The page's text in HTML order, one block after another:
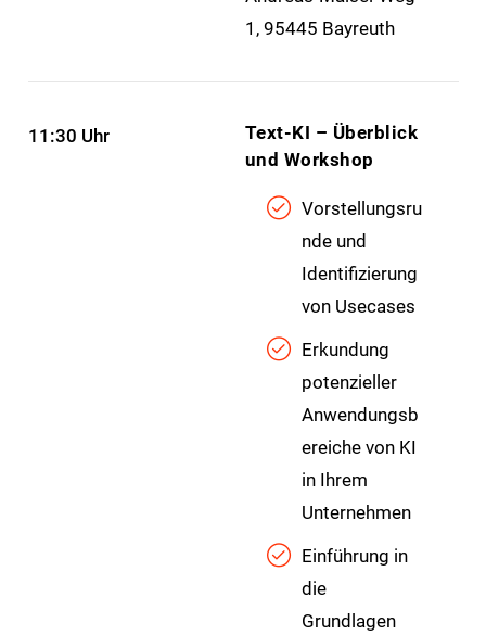
1, 95445 Bayreuth
11:30 Uhr
Text-KI – Überblick
und Workshop
Vorstellungsru
nde und
Identifizierung
von Usecases
Erkundung
potenzieller
Anwendungsb
ereiche von KI
in Ihrem
Unternehmen
Einführung in
die
Grundlagen